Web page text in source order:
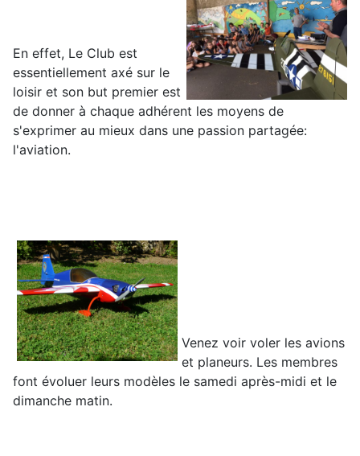
En effet, Le Club est
essentiellement axé sur le
loisir et son but premier est
de donner à chaque adhérent les moyens de
s'exprimer au mieux dans une passion partagée:
l'aviation.
Venez voir voler les avions
et planeurs. Les membres
font évoluer leurs modèles le samedi après-midi et le
dimanche matin.